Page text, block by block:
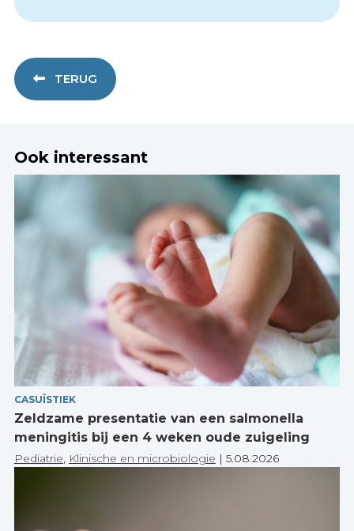
TERUG
Ook interessant
CASUÏSTIEK
Zeldzame presentatie van een salmonella
meningitis bij een 4 weken oude zuigeling
Pediatrie, Klinische en microbiologie | 5.08.2026